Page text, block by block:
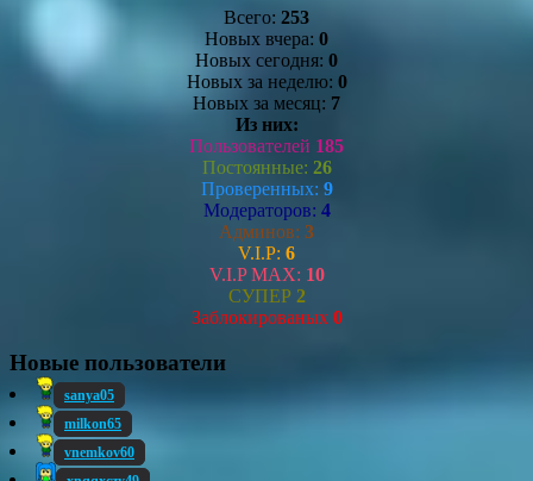
Всего: 253
Новых вчера: 0
Новых сегодня: 0
Новых за неделю: 0
Новых за месяц: 7
Из них:
Пользователей 185
Постоянные: 26
Проверенных: 9
Модераторов: 4
Админов: 3
V.I.P: 6
V.I.P MAX: 10
СУПЕР 2
Заблокированых 0
Новые пользователи
sanya05
milkon65
vnemkov60